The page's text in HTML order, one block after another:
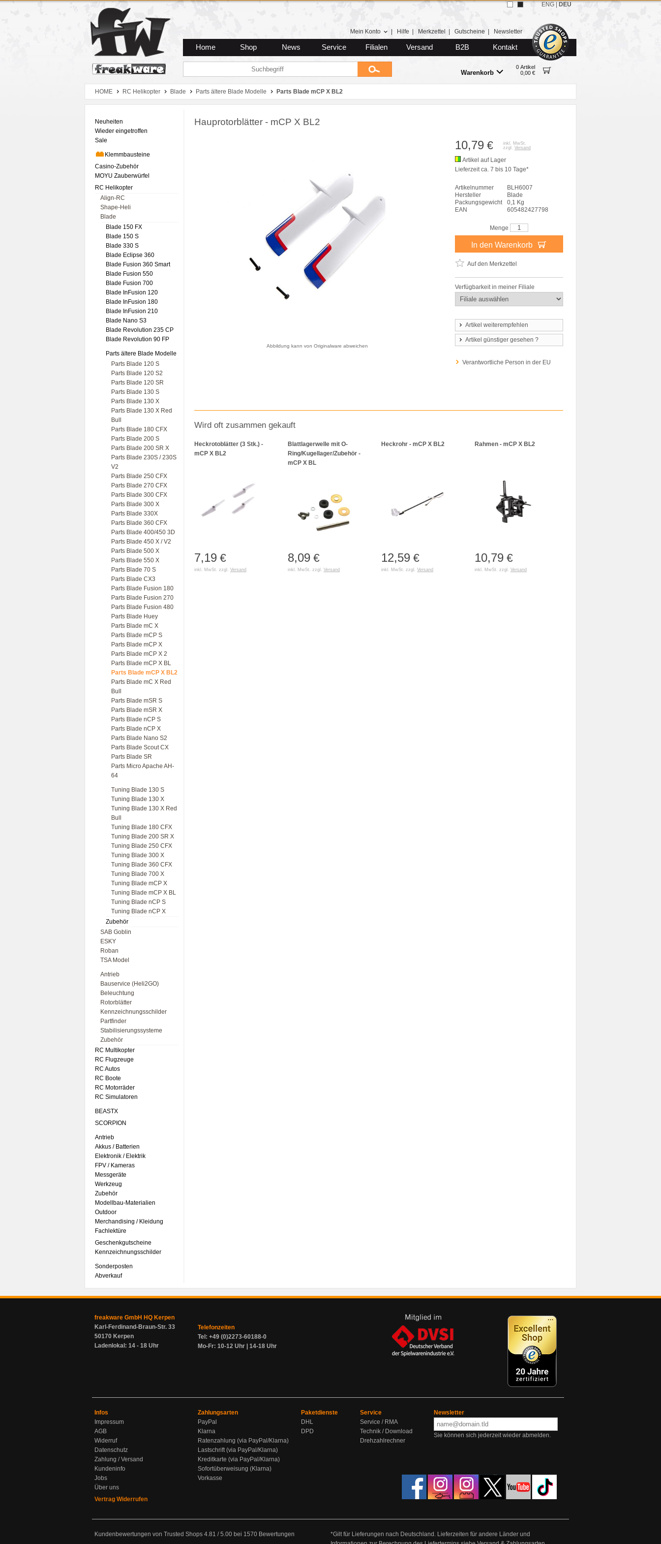
Zum Hauptmenue
Zum Seiteninhalt
Zum Warenkob
Mein Konto Hilfe Merkzettel Gutscheine Newsletter
Home Shop News Service Filialen Versand B2B Kontakt
Warenkorb
0 Artikel
0,00 €
ENG DEU
HOME RC Helikopter Blade Parts ältere Blade Modelle Parts Blade mCP X BL2
Neuheiten
Wieder eingetroffen
Sale
Klemmbausteine
Casino-Zubehör
MOYU Zauberwürfel
RC Helikopter
Align-RC
Shape-Heli
Blade
Blade 150 FX
Blade 150 S
Blade 330 S
Blade Eclipse 360
Blade Fusion 360 Smart
Blade Fusion 550
Blade Fusion 700
Blade InFusion 120
Blade InFusion 180
Blade InFusion 210
Blade Nano S3
Blade Revolution 235 CP
Blade Revolution 90 FP
Parts ältere Blade Modelle
Parts Blade 120 S
Parts Blade 120 S2
Parts Blade 120 SR
Parts Blade 130 S
Parts Blade 130 X
Parts Blade 130 X Red
Bull
Parts Blade 180 CFX
Parts Blade 200 S
Parts Blade 200 SR X
Parts Blade 230S / 230S
V2
Parts Blade 250 CFX
Parts Blade 270 CFX
Parts Blade 300 CFX
Parts Blade 300 X
Parts Blade 330X
Parts Blade 360 CFX
Parts Blade 400/450 3D
Parts Blade 450 X / V2
Parts Blade 500 X
Parts Blade 550 X
Parts Blade 70 S
Parts Blade CX3
Parts Blade Fusion 180
Parts Blade Fusion 270
Parts Blade Fusion 480
Parts Blade Huey
Parts Blade mC X
Parts Blade mCP S
Parts Blade mCP X
Parts Blade mCP X 2
Parts Blade mCP X BL
Parts Blade mCP X BL2
Parts Blade mC X Red
Bull
Parts Blade mSR S
Parts Blade mSR X
Parts Blade nCP S
Parts Blade nCP X
Parts Blade Nano S2
Parts Blade Scout CX
Parts Blade SR
Parts Micro Apache AH-
64
Tuning Blade 130 S
Tuning Blade 130 X
Tuning Blade 130 X Red
Bull
Tuning Blade 180 CFX
Tuning Blade 200 SR X
Tuning Blade 250 CFX
Tuning Blade 300 X
Tuning Blade 360 CFX
Tuning Blade 700 X
Tuning Blade mCP X
Tuning Blade mCP X BL
Tuning Blade nCP S
Tuning Blade nCP X
Zubehör
SAB Goblin
ESKY
Roban
TSA Model
Antrieb
Bauservice (Heli2GO)
Beleuchtung
Rotorblätter
Kennzeichnungsschilder
Partfinder
Stabilisierungssysteme
Zubehör
RC Multikopter
RC Flugzeuge
RC Autos
RC Boote
RC Motorräder
RC Simulatoren
BEASTX
SCORPION
Antrieb
Akkus / Batterien
Elektronik / Elektrik
FPV / Kameras
Messgeräte
Werkzeug
Zubehör
Modellbau-Materialien
Outdoor
Merchandising / Kleidung
Fachlektüre
Geschenkgutscheine
Kennzeichnungsschilder
Sonderposten
Abverkauf
Hauprotorblätter - mCP X BL2
Abbildung kann von Originalware abweichen
10,79 €
inkl. MwSt.
zzgl. Versand
Artikel auf Lager
Lieferzeit ca. 7 bis 10 Tage*
Artikelnummer
BLH6007
Hersteller
Blade
Packungsgewicht
0,1 Kg
EAN
605482427798
Menge
In den Warenkorb
Auf den Merkzettel
Verfügbarkeit in meiner Filiale
Artikel weiterempfehlen
Artikel günstiger gesehen ?
Verantwortliche Person in der EU
Wird oft zusammen gekauft
Heckrotoblätter (3 Stk.) -
mCP X BL2
7,19 €
inkl. MwSt. zzgl. Versand
Blattlagerwelle mit O-
Ring/Kugellager/Zubehör -
mCP X BL
8,09 €
inkl. MwSt. zzgl. Versand
Heckrohr - mCP X BL2
12,59 €
inkl. MwSt. zzgl. Versand
Rahmen - mCP X BL2
10,79 €
inkl. MwSt. zzgl. Versand
freakware GmbH HQ Kerpen
Karl-Ferdinand-Braun-Str. 33
50170 Kerpen
Ladenlokal: 14 - 18 Uhr
Telefonzeiten
Tel: +49 (0)2273-60188-0
Mo-Fr: 10-12 Uhr | 14-18 Uhr
Infos
Impressum
AGB
Widerruf
Datenschutz
Zahlung / Versand
Kundeninfo
Jobs
Über uns
Vertrag Widerrufen
Zahlungsarten
PayPal
Klarna
Ratenzahlung (via PayPal/Klarna)
Lastschrift (via PayPal/Klarna)
Kreditkarte (via PayPal/Klarna)
Sofortüberweisung (Klarna)
Vorkasse
Paketdienste
DHL
DPD
Service
Service / RMA
Technik / Download
Drehzahlrechner
Newsletter
Sie können sich jederzeit wieder abmelden.
Kundenbewertungen von Trusted Shops 4.81 /5.00 bei 1570 Bewertungen
*Gilt für Lieferungen nach Deutschland. Lieferzeiten für andere Länder und